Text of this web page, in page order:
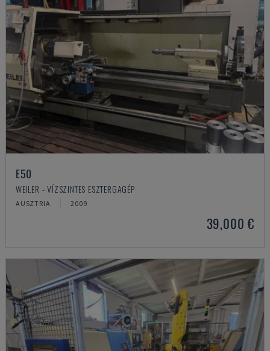
E50
WEILER - VÍZSZINTES ESZTERGAGÉP
AUSZTRIA 2009
39,000 €